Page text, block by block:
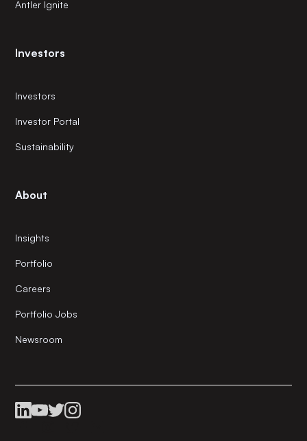
Antler Ignite
Investors
Investors
Investor Portal
Sustainability
About
Insights
Portfolio
Careers
Portfolio Jobs
Newsroom